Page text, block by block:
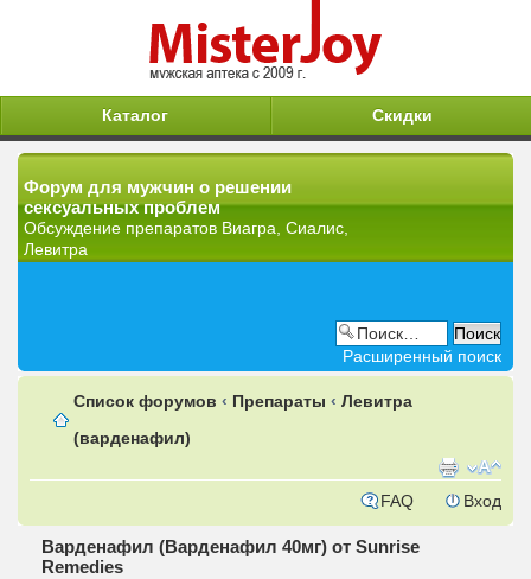
Каталог Скидки
Форум для мужчин о решении
сексуальных проблем
Обсуждение препаратов Виагра, Сиалис,
Левитра
Расширенный поиск
Список форумов ‹ Препараты ‹ Левитра
(варденафил)
FAQ Вход
Варденафил (Варденафил 40мг) от Sunrise
Remedies